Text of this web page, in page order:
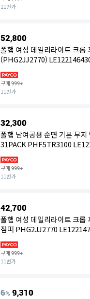
11번가
52,800
폴햄 여성 데일리라이트 크롭
(PHG2JJ2770)
구매999+
11번가
32,300
폴햄 남여공용 순면 기본 무지
31PACK PHF5TR3100
구매999+
11번가
42,700
폴햄 여성 데일리라이트 크롭
점퍼 PHG2JJ2770
구매999+
11번가
6% 9,310